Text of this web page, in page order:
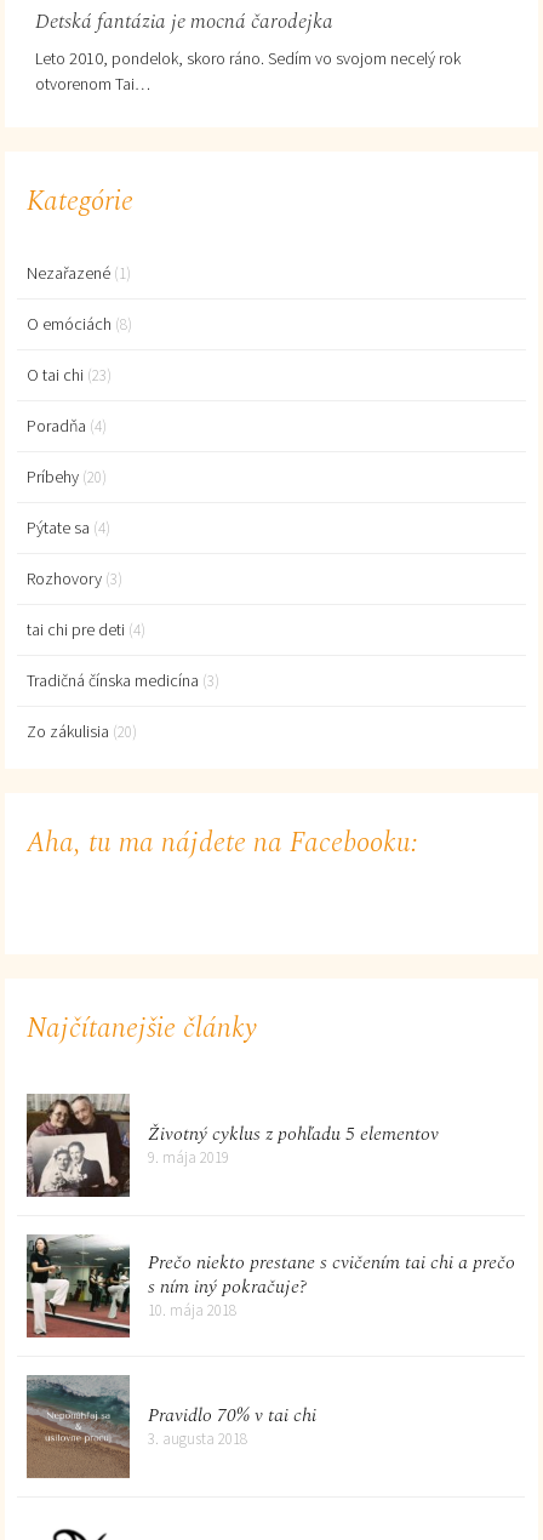
Detská fantázia je mocná čarodejka
Leto 2010, pondelok, skoro ráno. Sedím vo svojom necelý rok
otvorenom Tai…
Kategórie
Nezařazené (1)
O emóciách (8)
O tai chi (23)
Poradňa (4)
Príbehy (20)
Pýtate sa (4)
Rozhovory (3)
tai chi pre deti (4)
Tradičná čínska medicína (3)
Zo zákulisia (20)
Aha, tu ma nájdete na Facebooku:
Najčítanejšie články
Životný cyklus z pohľadu 5 elementov
9. mája 2019
Prečo niekto prestane s cvičením tai chi a prečo
s ním iný pokračuje?
10. mája 2018
Pravidlo 70% v tai chi
3. augusta 2018